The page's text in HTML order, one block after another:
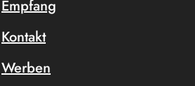
Empfang
Kontakt
Werben